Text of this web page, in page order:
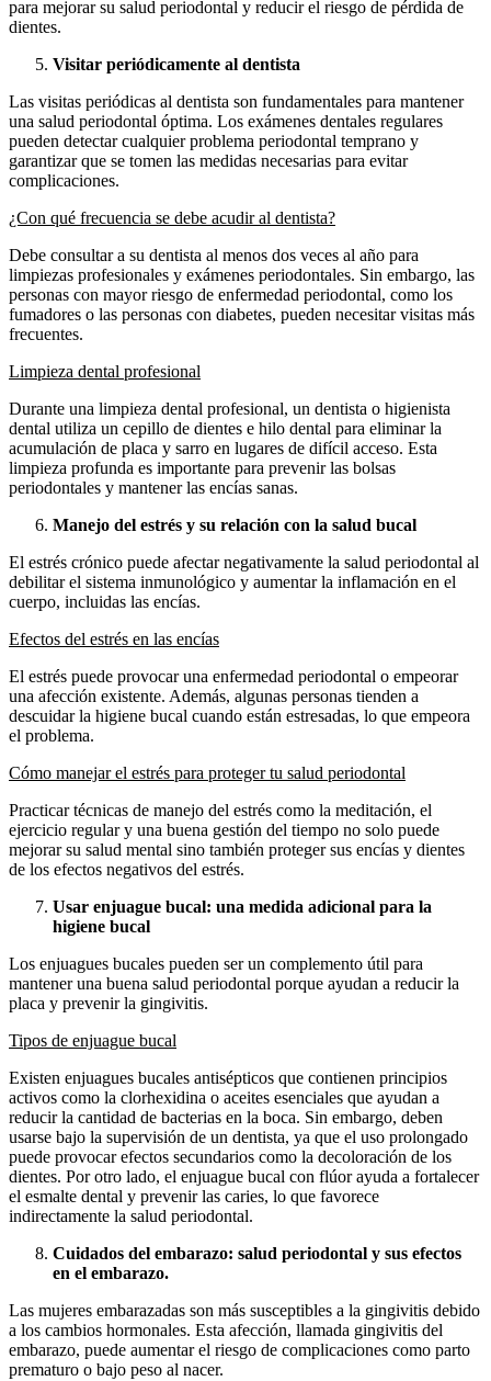
para mejorar su salud periodontal y reducir el riesgo de pérdida de
dientes.
Visitar periódicamente al dentista
Las visitas periódicas al dentista son fundamentales para mantener
una salud periodontal óptima. Los exámenes dentales regulares
pueden detectar cualquier problema periodontal temprano y
garantizar que se tomen las medidas necesarias para evitar
complicaciones.
¿Con qué frecuencia se debe acudir al dentista?
Debe consultar a su dentista al menos dos veces al año para
limpiezas profesionales y exámenes periodontales. Sin embargo, las
personas con mayor riesgo de enfermedad periodontal, como los
fumadores o las personas con diabetes, pueden necesitar visitas más
frecuentes.
Limpieza dental profesional
Durante una limpieza dental profesional, un dentista o higienista
dental utiliza un cepillo de dientes e hilo dental para eliminar la
acumulación de placa y sarro en lugares de difícil acceso. Esta
limpieza profunda es importante para prevenir las bolsas
periodontales y mantener las encías sanas.
Manejo del estrés y su relación con la salud bucal
El estrés crónico puede afectar negativamente la salud periodontal al
debilitar el sistema inmunológico y aumentar la inflamación en el
cuerpo, incluidas las encías.
Efectos del estrés en las encías
El estrés puede provocar una enfermedad periodontal o empeorar
una afección existente. Además, algunas personas tienden a
descuidar la higiene bucal cuando están estresadas, lo que empeora
el problema.
Cómo manejar el estrés para proteger tu salud periodontal
Practicar técnicas de manejo del estrés como la meditación, el
ejercicio regular y una buena gestión del tiempo no solo puede
mejorar su salud mental sino también proteger sus encías y dientes
de los efectos negativos del estrés.
Usar enjuague bucal: una medida adicional para la
higiene bucal
Los enjuagues bucales pueden ser un complemento útil para
mantener una buena salud periodontal porque ayudan a reducir la
placa y prevenir la gingivitis.
Tipos de enjuague bucal
Existen enjuagues bucales antisépticos que contienen principios
activos como la clorhexidina o aceites esenciales que ayudan a
reducir la cantidad de bacterias en la boca. Sin embargo, deben
usarse bajo la supervisión de un dentista, ya que el uso prolongado
puede provocar efectos secundarios como la decoloración de los
dientes. Por otro lado, el enjuague bucal con flúor ayuda a fortalecer
el esmalte dental y prevenir las caries, lo que favorece
indirectamente la salud periodontal.
Cuidados del embarazo: salud periodontal y sus efectos
en el embarazo.
Las mujeres embarazadas son más susceptibles a la gingivitis debido
a los cambios hormonales. Esta afección, llamada gingivitis del
embarazo, puede aumentar el riesgo de complicaciones como parto
prematuro o bajo peso al nacer.